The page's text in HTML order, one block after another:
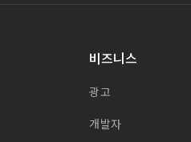
비즈니스
광고
개발자